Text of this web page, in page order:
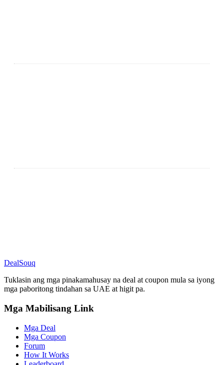
DealSouq
Tuklasin ang mga pinakamahusay na deal at coupon mula sa iyong
mga paboritong tindahan sa UAE at higit pa.
Mga Mabilisang Link
Mga Deal
Mga Coupon
Forum
How It Works